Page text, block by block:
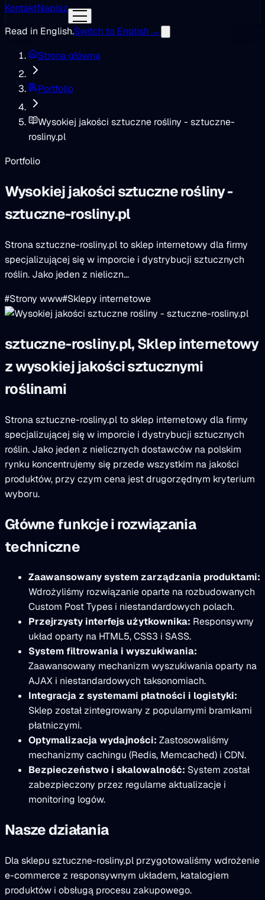
KontaktNapisz
Read in English.Switch to English →
Strona główna
Portfolio
Wysokiej jakości sztuczne rośliny - sztuczne-
rosliny.pl
Portfolio
Wysokiej jakości sztuczne rośliny -
sztuczne-rosliny.pl
Strona sztuczne-rosliny.pl to sklep internetowy dla firmy
specjalizującej się w imporcie i dystrybucji sztucznych
roślin. Jako jeden z nieliczn...
#Strony www#Sklepy internetowe
sztuczne-rosliny.pl, Sklep internetowy
z wysokiej jakości sztucznymi
roślinami
Strona sztuczne-rosliny.pl to sklep internetowy dla firmy
specjalizującej się w imporcie i dystrybucji sztucznych
roślin. Jako jeden z nielicznych dostawców na polskim
rynku koncentrujemy się przede wszystkim na jakości
produktów, przy czym cena jest drugorzędnym kryterium
wyboru.
Główne funkcje i rozwiązania
techniczne
Zaawansowany system zarządzania produktami:
Wdrożyliśmy rozwiązanie oparte na rozbudowanych
Custom Post Types i niestandardowych polach.
Przejrzysty interfejs użytkownika: Responsywny
układ oparty na HTML5, CSS3 i SASS.
System filtrowania i wyszukiwania:
Zaawansowany mechanizm wyszukiwania oparty na
AJAX i niestandardowych taksonomiach.
Integracja z systemami płatności i logistyki:
Sklep został zintegrowany z popularnymi bramkami
płatniczymi.
Optymalizacja wydajności: Zastosowaliśmy
mechanizmy cachingu (Redis, Memcached) i CDN.
Bezpieczeństwo i skalowalność: System został
zabezpieczony przez regularne aktualizacje i
monitoring logów.
Nasze działania
Dla sklepu sztuczne-rosliny.pl przygotowaliśmy wdrożenie
e-commerce z responsywnym układem, katalogiem
produktów i obsługą procesu zakupowego.